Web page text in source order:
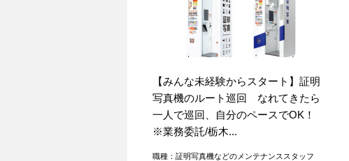
【みんな未経験からスタート】証明
写真機のルート巡回 なれてきたら
一人で巡回、自分のペースでOK！
※業務委託/栃木...
職種：証明写真機などのメンテナンススタッフ